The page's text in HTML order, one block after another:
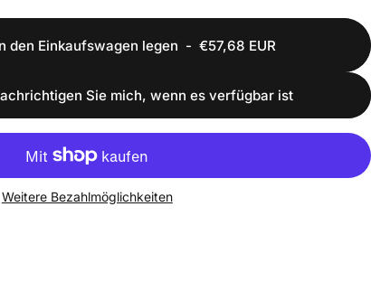
den Einkaufswagen legen - €57,68 EUR
Sie mich, wenn es verfügbar ist
Weitere Bezahlmöglichkeiten